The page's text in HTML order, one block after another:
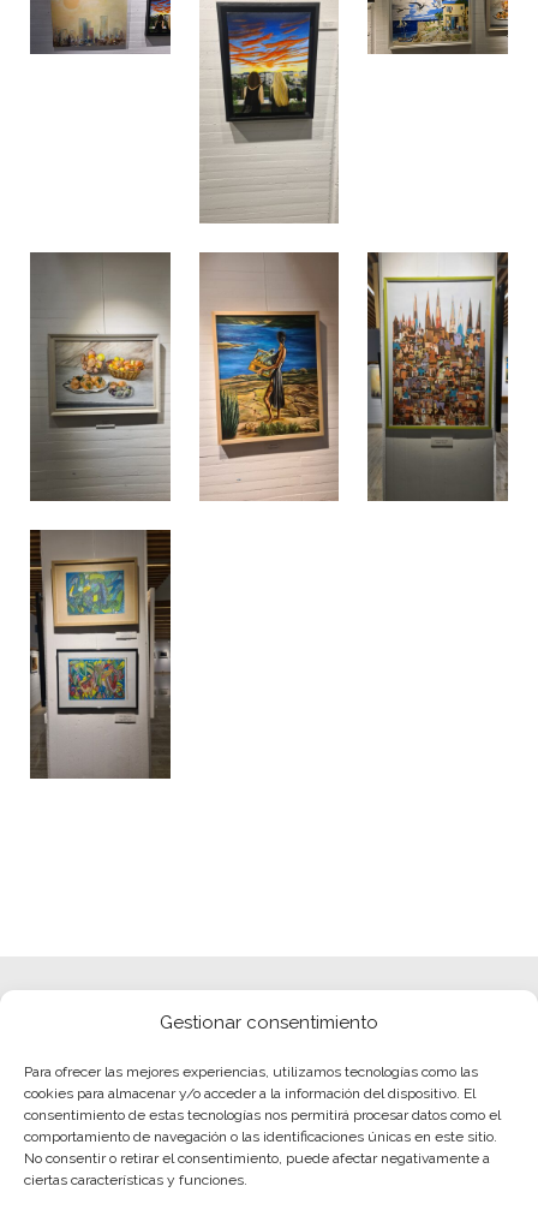
Gestionar consentimiento
Para ofrecer las mejores experiencias, utilizamos tecnologías como las
cookies para almacenar y/o acceder a la información del dispositivo. El
consentimiento de estas tecnologías nos permitirá procesar datos como el
comportamiento de navegación o las identificaciones únicas en este sitio.
No consentir o retirar el consentimiento, puede afectar negativamente a
ciertas características y funciones.